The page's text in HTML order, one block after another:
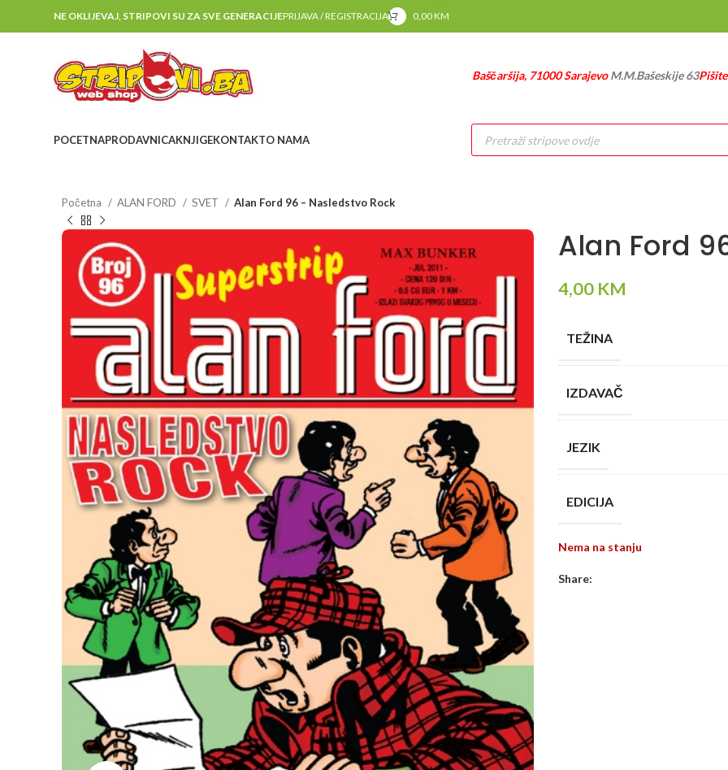
NE OKLIJEVAJ, STRIPOVI SU ZA SVE GENERACIJEPRIJAVA / REGISTRACIJA 0,00KM
Baščaršija, 71000 SarajevoM.M.Bašeskije 63
POCETNAPRODAVNICAKNJIGEKONTAKTO NAMA
Products
search
Početna ALAN FORD SVET Alan Ford 96 – Nasledstvo Rock
Alan Ford
4,00 KM
TEŽINA
IZDAVAČ
JEZIK
EDICIJA
Nema na stanju
Share: